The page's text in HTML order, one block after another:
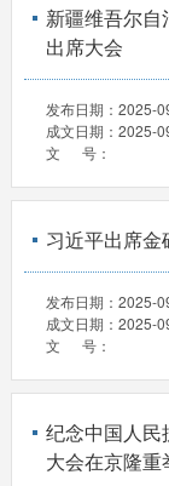
新疆维吾尔
出席大会
发布日期： 2025-
成文日期： 2025-
文 号：
习近平出席
发布日期： 2025-
成文日期： 2025-
文 号：
纪念中国人民
大会在京隆